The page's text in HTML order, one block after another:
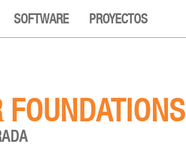
SOFTWARE PROYECTOS
FOUNDATIONS